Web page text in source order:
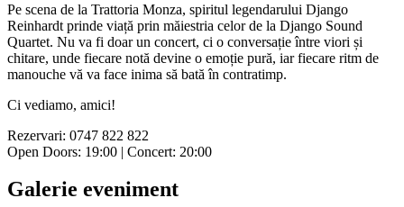
Pe scena de la Trattoria Monza, spiritul legendarului Django
Reinhardt prinde viață prin măiestria celor de la Django Sound
Quartet. Nu va fi doar un concert, ci o conversație între viori și
chitare, unde fiecare notă devine o emoție pură, iar fiecare ritm de
manouche vă va face inima să bată în contratimp.
Ci vediamo, amici!
Rezervari: 0747 822 822
Open Doors: 19:00 | Concert: 20:00
Galerie eveniment